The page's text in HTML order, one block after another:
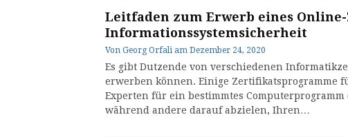
Leitfaden zum Erwerb eines
Informationssystemsicherheit
Von Georg Orfali am Dezember 24, 2020
Es gibt Dutzende von verschiedenen
erwerben können. Einige Zertifikatsprogramme
Experten für ein bestimmtes
während andere darauf abzielen, Ihren…